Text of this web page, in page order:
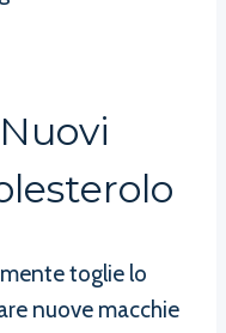
toglie lo
nuove macchie